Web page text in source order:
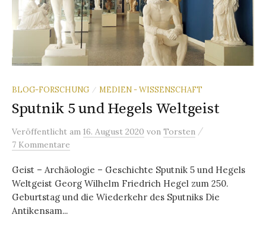
BLOG-FORSCHUNG / MEDIEN - WISSENSCHAFT
Sputnik 5 und Hegels Weltgeist
Veröffentlicht am 16. August 2020 von Torsten /
7 Kommentare
Geist – Archäologie – Geschichte Sputnik 5 und Hegels
Weltgeist Georg Wilhelm Friedrich Hegel zum 250.
Geburtstag und die Wiederkehr des Sputniks Die
Antikensam...